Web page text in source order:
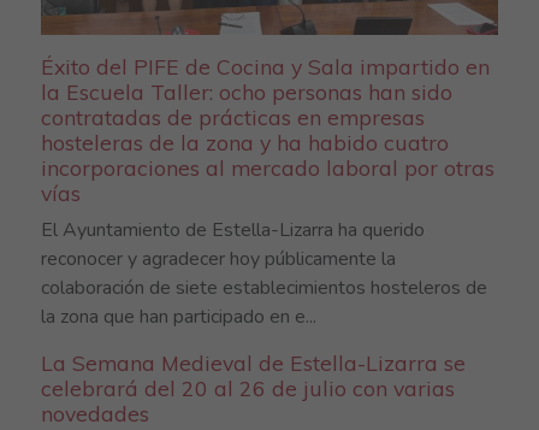
Éxito del PIFE de Cocina y Sala impartido en
la Escuela Taller: ocho personas han sido
contratadas de prácticas en empresas
hosteleras de la zona y ha habido cuatro
incorporaciones al mercado laboral por otras
vías
El Ayuntamiento de Estella-Lizarra ha querido
reconocer y agradecer hoy públicamente la
colaboración de siete establecimientos hosteleros de
la zona que han participado en e...
La Semana Medieval de Estella-Lizarra se
celebrará del 20 al 26 de julio con varias
novedades